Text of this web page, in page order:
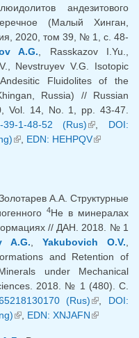
андезитового
(Малый Хинган,
2020, том 39, № 1, с. 48-
A.G. , Rasskazov I.Yu.,
Nevstruyev V.G. Isotopic
Fluidolites of the
Russia) // Russian
Vol. 14, No. 1, pp. 43-47.
39-1-48-52 (Rus)(link is
external)
DOI:
(link is external)
EDN: HEHPQV(link is
Золотарев А.А. Структурные
4Нe в минералах
// ДАН. 2018. № 1
A.G. Yakubovich O.V.
and Retention of
under Mechanical
2018. № 1 (480). C.
(Rus)(link is
external)
DOI:
(link is external)
EDN: XNJAFN(link is